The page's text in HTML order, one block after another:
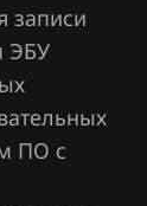
записи
ЭБУ
ПО с